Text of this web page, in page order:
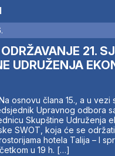
21.
UDRUŽENJA
osnovu člana 15., a u vezi
Upravnog odbora
Skupštine Udruženja
SWOT, koja će se
hotela Talija – I
u 19 h. […]